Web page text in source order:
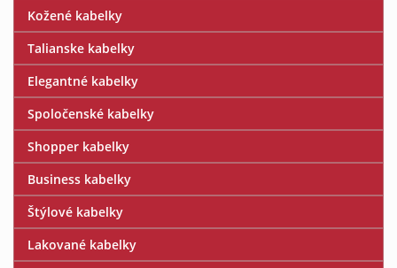
Kožené kabelky
Talianske kabelky
Elegantné kabelky
Spoločenské kabelky
Shopper kabelky
Business kabelky
Štýlové kabelky
Lakované kabelky